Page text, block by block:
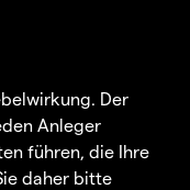
Der
Anleger
führen, die Ihre
daher bitte